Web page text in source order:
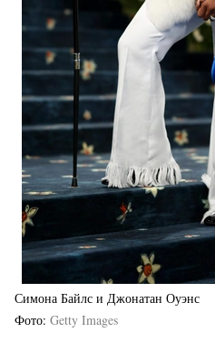
Симона Байлс и Джонатан Оуэнс
Фото Getty Images